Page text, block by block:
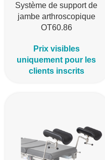
Système de support de
jambe arthroscopique
OT60.86
Prix visibles
uniquement pour les
clients inscrits